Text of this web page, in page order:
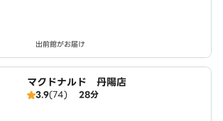
出前館がお届け
マクドナルド 丹陽店
3.9(74) 28分